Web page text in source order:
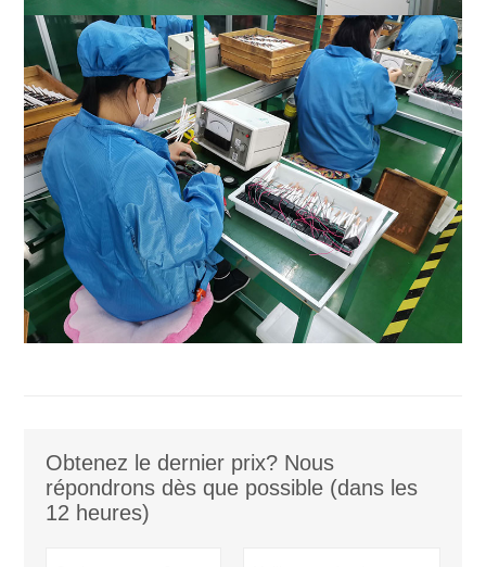
Obtenez le dernier prix? Nous
répondrons dès que possible (dans les
12 heures)